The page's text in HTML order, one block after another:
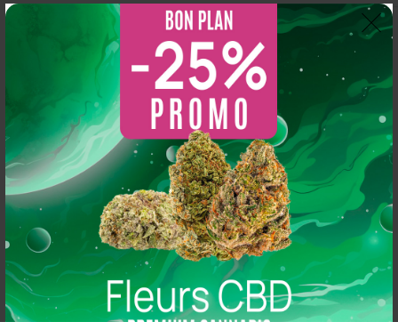
So CBD
5.0
Basé sur 216 avis
powered byGoogle
Thomas Arper
2 years ago
Magasin au top, bonne variété et vendeur généreux
N'hésitez pas à y aller vous y trouverez de qualité